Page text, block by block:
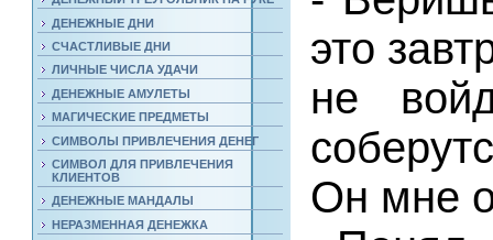
ДЕНЕЖНЫЕ ДНИ
СЧАСТЛИВЫЕ ДНИ
ЛИЧНЫЕ ЧИСЛА УДАЧИ
ДЕНЕЖНЫЕ АМУЛЕТЫ
МАГИЧЕСКИЕ ПРЕДМЕТЫ
СИМВОЛЫ ПРИВЛЕЧЕНИЯ ДЕНЕГ
СИМВОЛ ДЛЯ ПРИВЛЕЧЕНИЯ
КЛИЕНТОВ
ДЕНЕЖНЫЕ МАНДАЛЫ
НЕРАЗМЕННАЯ ДЕНЕЖКА
это
не
Он мне